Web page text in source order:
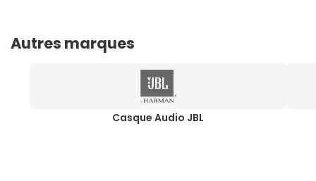
Autres marques
Casque Audio JBL